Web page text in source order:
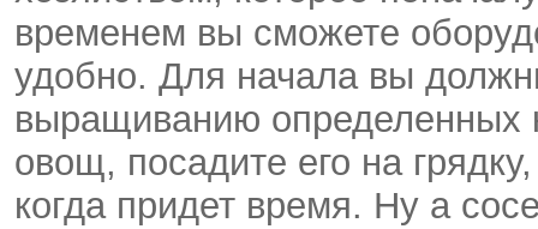
временем вы сможете
удобно. Для начала вы
выращиванию определенных
овощ, посадите его на
когда придет время. Ну а